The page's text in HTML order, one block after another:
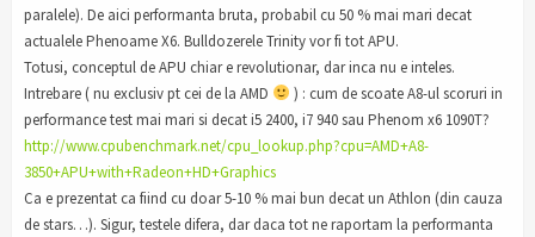
paralele). De aici performanta bruta, probabil cu 50 % mai mari decat
actualele Phenoame X6. Bulldozerele Trinity vor fi tot APU.
Totusi, conceptul de APU chiar e revolutionar, dar inca nu e inteles.
Intrebare ( nu exclusiv pt cei de la AMD
) : cum de scoate A8-ul scoruri in
performance test mai mari si decat i5 2400, i7 940 sau Phenom x6 1090T?
http://www.cpubenchmark.net/cpu_lookup.php?cpu=AMD+A8-
3850+APU+with+Radeon+HD+Graphics
Ca e prezentat ca fiind cu doar 5-10 % mai bun decat un Athlon (din cauza
de stars…). Sigur, testele difera, dar daca tot ne raportam la performanta